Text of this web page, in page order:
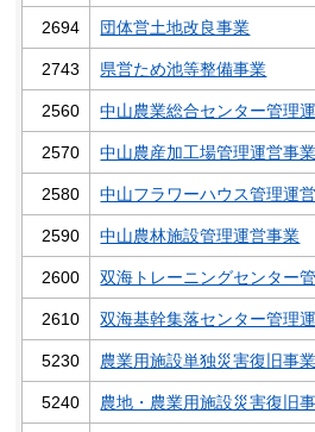
2694 団体営土地改良事業
2743 県営ため池等整備事業
2560 中山農業総合センター管理
2570 中山農産加工場管理運営事業
2580 中山フラワーハウス管理運
2590 中山農林施設管理運営事業
2600 双海トレーニングセンター
2610 双海基幹集落センター管理
5230 農業用施設単独災害復旧事業
5240 農地・農業用施設災害復旧